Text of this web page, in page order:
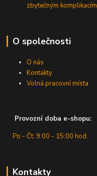
zbytečným komplikacím
O společnosti
O nás
Kontakty
Volná pracovní místa
Provozní doba e-shopu:
Po - Čt: 9:00 - 15:00 hod.
Kontakty